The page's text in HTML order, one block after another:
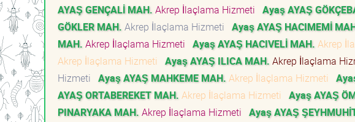
AYAŞ GENÇALİ MAH. Akrep İlaçlama Hizmeti Ayaş AYAŞ
GÖKLER MAH. Akrep İlaçlama Hizmeti Ayaş AYAŞ HACIMEMİ
MAH. Akrep İlaçlama Hizmeti Ayaş AYAŞ HACIVELİ MAH. Akrep
Akrep İlaçlama Hizmeti Ayaş AYAŞ ILICA MAH. Akrep İlaçlama
Hizmeti Ayaş AYAŞ MAHKEME MAH. Akrep İlaçlama Hizmeti
AYAŞ ORTABEREKET MAH. Akrep İlaçlama Hizmeti Ayaş AYAŞ
PINARYAKA MAH. Akrep İlaçlama Hizmeti Ayaş AYAŞ